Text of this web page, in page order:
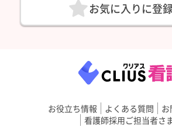
お気に入りに登
お役立ち情報 よくある質問
看護師採用ご担当者さ